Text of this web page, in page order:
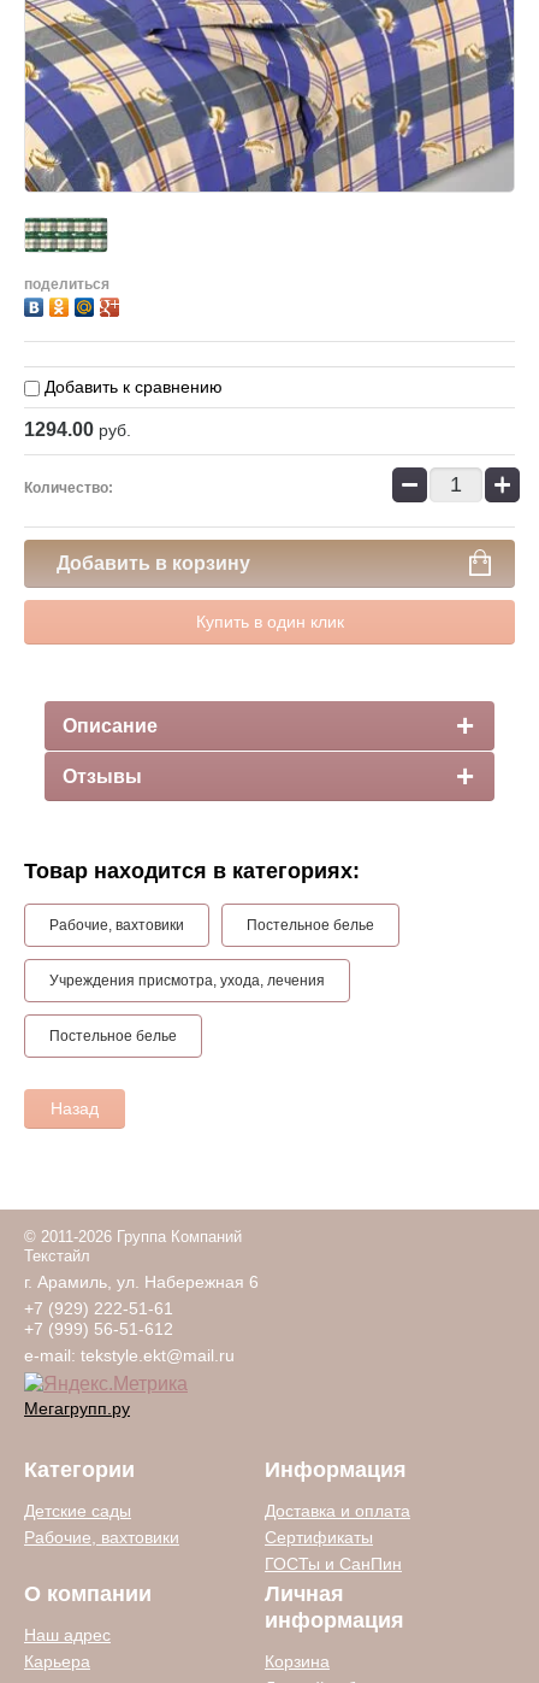
поделиться
Добавить к сравнению
1294.00 руб.
Количество: − +
Добавить в корзину
Купить в один клик
Описание
Отзывы
Товар находится в категориях:
Рабочие, вахтовики Постельное белье
Учреждения присмотра, ухода, лечения
Постельное белье
Назад
© 2011-2026 Группа Компаний
Текстайл
г. Арамиль, ул. Набережная 6
+7 (929) 222-51-61
+7 (999) 56-51-612
e-mail: tekstyle.ekt@mail.ru
Мегагрупп.ру
Категории
Детские сады
Рабочие, вахтовики
Информация
Доставка и оплата
Сертификаты
ГОСТы и СанПин
О компании
Наш адрес
Карьера
Личная
информация
Корзина